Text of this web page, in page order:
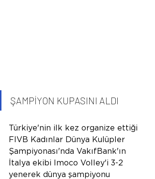
ŞAMPİYON KUPASINI ALDI
Türkiye'nin ilk kez organize ettiği
FIVB Kadınlar Dünya Kulüpler
Şampiyonası'nda VakıfBank'ın
İtalya ekibi Imoco Volley'i 3-2
yenerek dünya şampiyonu